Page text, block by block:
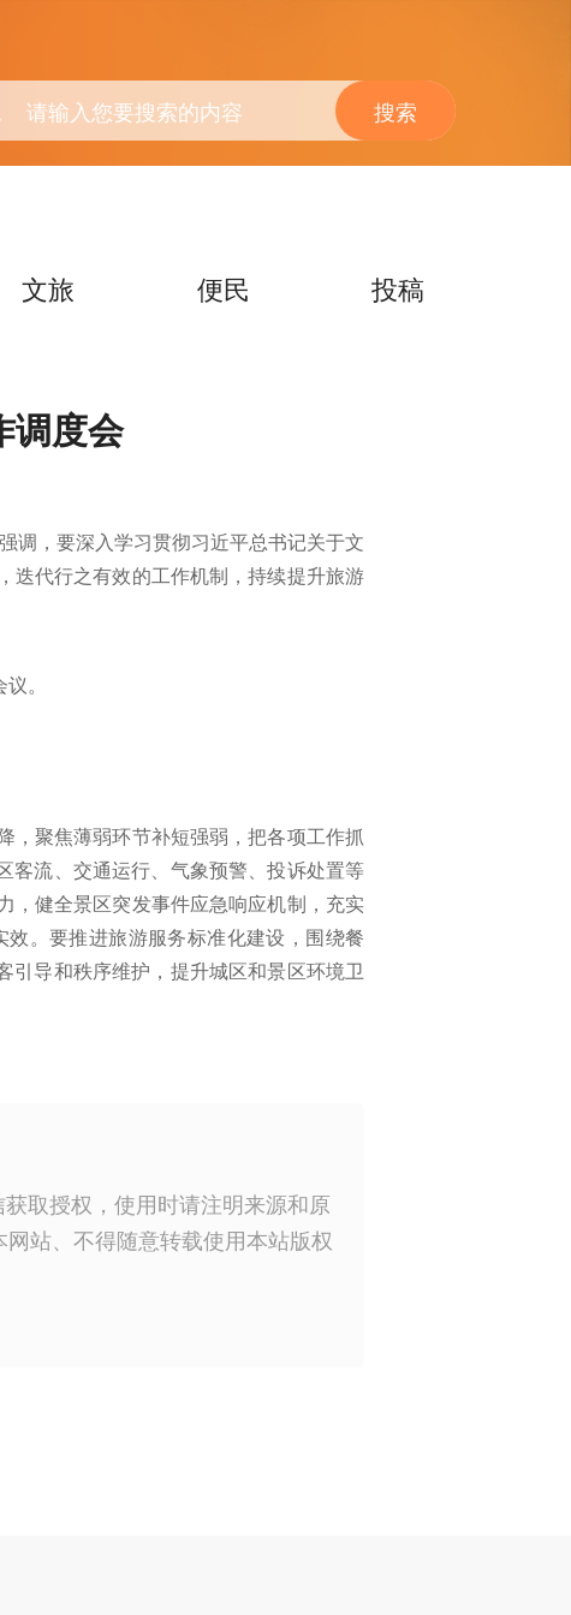
搜索
文旅 便民 投稿
调度会
调，要深入学习贯彻习近平总书记关于文
迭代行之有效的工作机制，持续提升旅游
。
，聚焦薄弱环节补短强弱，把各项工作抓
客流、交通运行、气象预警、投诉处置等
，健全景区突发事件应急响应机制，充实
。要推进旅游服务标准化建设，围绕餐
引导和秩序维护，提升城区和景区环境卫
取授权，使用时请注明来源和原
站、不得随意转载使用本站版权